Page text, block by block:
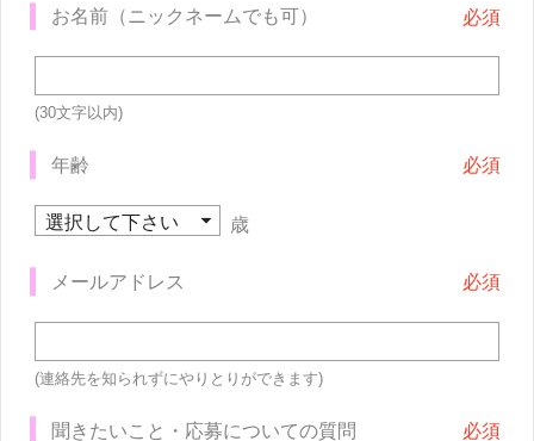
お名前（ニックネームでも可）
(30文字以内)
年齢
歳
メールアドレス
(連絡先を知られずにやりとりができます)
聞きたいこと・応募についての質問